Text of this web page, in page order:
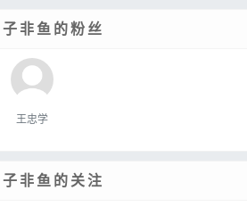
子非鱼的粉丝
王忠学
子非鱼的关注